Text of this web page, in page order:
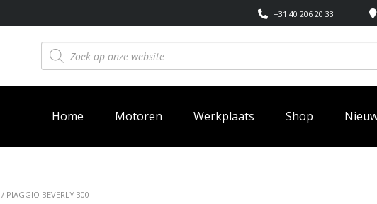
+31 40 206 20 33
Producten
zoeken
Home Motoren Werkplaats Shop
/ PIAGGIO BEVERLY 300